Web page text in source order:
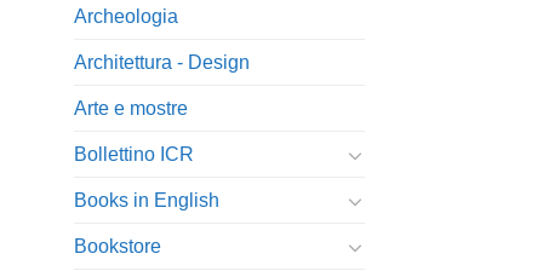
Archeologia
Architettura - Design
Arte e mostre
Bollettino ICR
Books in English
Bookstore